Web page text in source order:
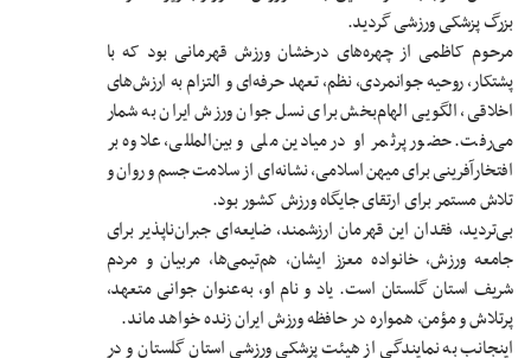
بزرگ پزشکی ورزشی گردید.
مرحوم کاظمی از چهره‌های درخشان ورزش قهرمانی بود که با
پشتکار، روحیه جوانمردی، نظم، تعهد حرفه‌ای و التزام به ارزش‌های
اخلاقی، الگویی الهام‌بخش برای نسل جوان ورزش ایران به شمار
می‌رفت. حضور پرثمر او در میادین ملی و بین‌المللی، علاوه بر
افتخارآفرینی برای میهن اسلامی، نشانه‌ای از سلامت جسم و روان و
تلاش مستمر برای ارتقای جایگاه ورزش کشور بود.
بی‌تردید، فقدان این قهرمان ارزشمند، ضایعه‌ای جبران‌ناپذیر برای
جامعه ورزش، خانواده معزز ایشان، هم‌تیمی‌ها، مربیان و مردم
شریف استان گلستان است. یاد و نام او، به‌عنوان جوانی متعهد،
پرتلاش و مؤمن، همواره در حافظه ورزش ایران زنده خواهد ماند.
اینجانب به نمایندگی از هیئت پزشکی ورزشی استان گلستان و در